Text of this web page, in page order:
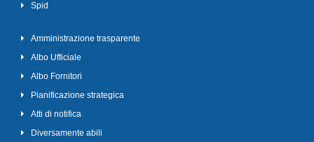
Spid
Amministrazione trasparente
Albo Ufficiale
Albo Fornitori
Pianificazione strategica
Atti di notifica
Diversamente abili